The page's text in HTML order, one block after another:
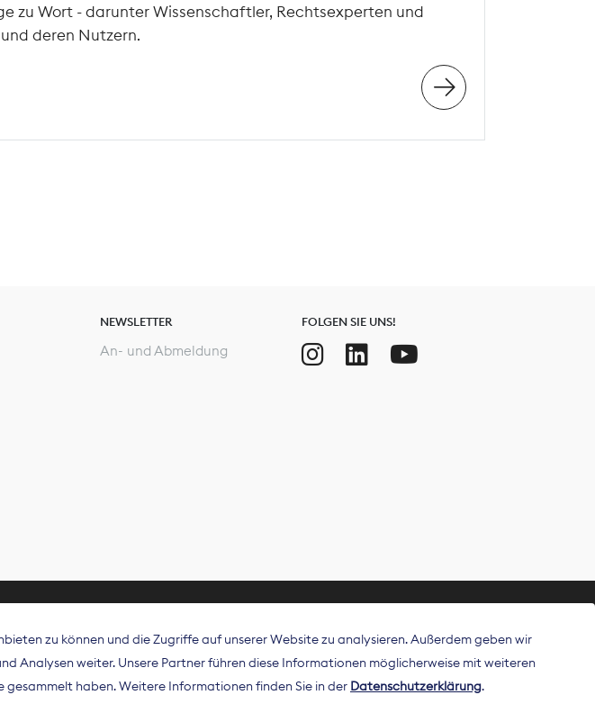
zu Wort - darunter Wissenschaftler, Rechtsexperten und
deren Nutzern.
NEWSLETTER
An- und Abmeldung
FOLGEN SIE UNS!
(BDZV) vertritt als
und digitalen Publisher in
zu können und die Zugriffe auf unserer Website zu analysieren. Außerdem geben wir
Analysen weiter. Unsere Partner führen diese Informationen möglicherweise mit weiteren
gesammelt haben. Weitere Informationen finden Sie in der Datenschutzerklärung.